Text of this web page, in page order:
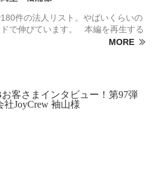
件の法人リスト。やばいくらいの
ドで伸びています。 本編を再生する
MORE